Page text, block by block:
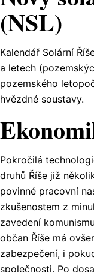
(NSL)
Kalendář Solární
a letech
pozemského
hvězdné soustavy.
Pokročilá
druhů Říše již
povinné pracovní
zkušenostem z
zavedení
občan Říše má
zabezpečení, i
společnosti. Po